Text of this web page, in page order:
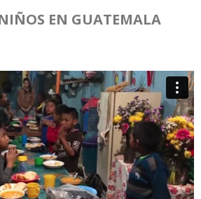
EN GUATEMALA